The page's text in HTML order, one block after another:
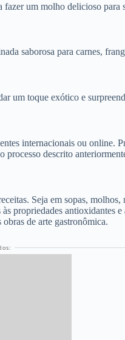
um molho delicioso
saborosa para carnes,
um toque exótico e
internacionais ou online.
processo descrito
Seja em sopas,
propriedades antioxidantes
de arte gastronômica.